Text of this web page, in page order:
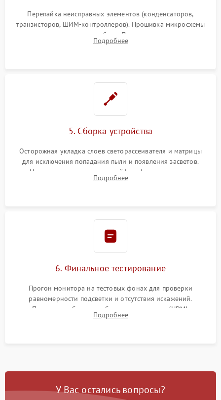
Перепайка неисправных элементов (конденсаторов,
транзисторов, ШИМ-контроллеров). Прошивка микросхемы
памяти при программных сбоях. При поломке подсветки —
разборка матрицы и замена выгоревших светодиодов.
Подробнее
5. Сборка устройства
Осторожная укладка слоев светорассеивателя и матрицы
для исключения попадания пыли и появления засветов.
Надежное подключение шлейфов, фиксация плат и
аккуратное защелкивание пластикового корпуса монитора.
Подробнее
6. Финальное тестирование
Прогон монитора на тестовых фонах для проверки
равномерности подсветки и отсутствия искажений.
Проверка работоспособности всех портов (HDMI,
DisplayPort, VGA) и кнопок управления под нагрузкой в
Подробнее
У Вас остались вопросы?